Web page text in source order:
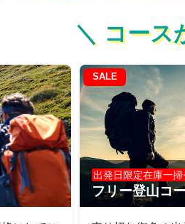
＼ コース
SALE
出発日限定在庫一
フリー登山コ